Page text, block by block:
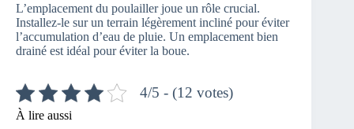
L’emplacement du poulailler joue un rôle crucial.
Installez-le sur un terrain légèrement incliné pour éviter
l’accumulation d’eau de pluie. Un emplacement bien
drainé est idéal pour éviter la boue.
4/5 - (12 votes)
À lire aussi